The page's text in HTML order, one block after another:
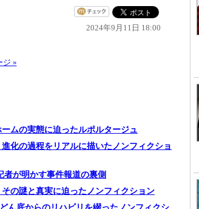
2024年9月11日 18:00
ジ »
ムの実態に迫ったルポルタージュ
化の過程をリアルに描いたノンフィクショ
が明かす事件報道の裏側
の謎と真実に迫ったノンフィクション